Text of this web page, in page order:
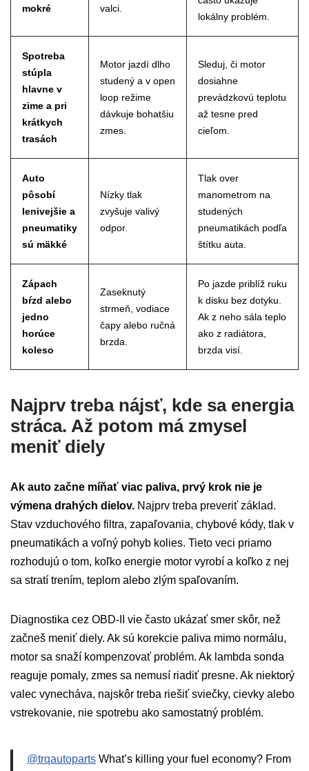
mokré valci.
lokálny problém.
Spotreba
stúpla
hlavne v
zime a pri
krátkych
trasách
Motor jazdí dlho
studený a v open
loop režime
dávkuje bohatšiu
zmes.
Sleduj, či motor
dosiahne
prevádzkovú teplotu
až tesne pred
cieľom.
Auto
pôsobí
lenivejšie a
pneumatiky
sú mäkké
Nízky tlak
zvyšuje valivý
odpor.
Tlak over
manometrom na
studených
pneumatikách podľa
štítku auta.
Zápach
bŕzd alebo
jedno
horúce
koleso
Zaseknutý
strmeň, vodiace
čapy alebo ručná
brzda.
Po jazde priblíž ruku
k disku bez dotyku.
Ak z neho sála teplo
ako z radiátora,
brzda visí.
Najprv treba nájsť, kde sa energia
stráca. Až potom má zmysel
meniť diely
Ak auto začne míňať viac paliva, prvý krok nie je
výmena drahých dielov. Najprv treba preveriť základ.
Stav vzduchového filtra, zapaľovania, chybové kódy, tlak v
pneumatikách a voľný pohyb kolies. Tieto veci priamo
rozhodujú o tom, koľko energie motor vyrobí a koľko z nej
sa stratí trením, teplom alebo zlým spaľovaním.
Diagnostika cez OBD-II vie často ukázať smer skôr, než
začneš meniť diely. Ak sú korekcie paliva mimo normálu,
motor sa snaží kompenzovať problém. Ak lambda sonda
reaguje pomaly, zmes sa nemusí riadiť presne. Ak niektorý
valec vynecháva, najskôr treba riešiť sviečky, cievky alebo
vstrekovanie, nie spotrebu ako samostatný problém.
@trqautoparts What’s killing your fuel economy? From